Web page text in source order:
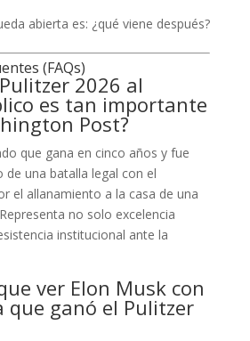
abierta es: ¿qué viene después?
(FAQs)
2026 al
es tan importante
Post?
que gana en cinco años y fue
una batalla legal con el
el allanamiento a la casa de una
no solo excelencia
institucional ante la
ver Elon Musk con
que ganó el Pulitzer